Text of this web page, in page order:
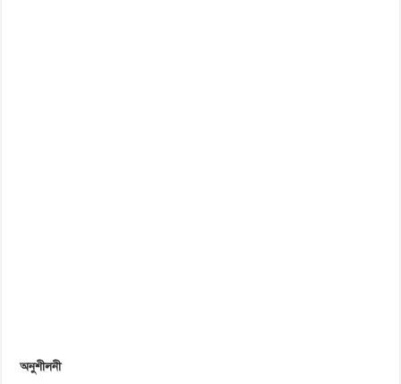
অনুশীলনী